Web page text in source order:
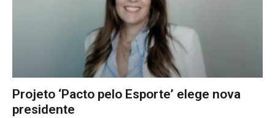
Projeto ‘Pacto pelo Esporte’ elege nova
presidente